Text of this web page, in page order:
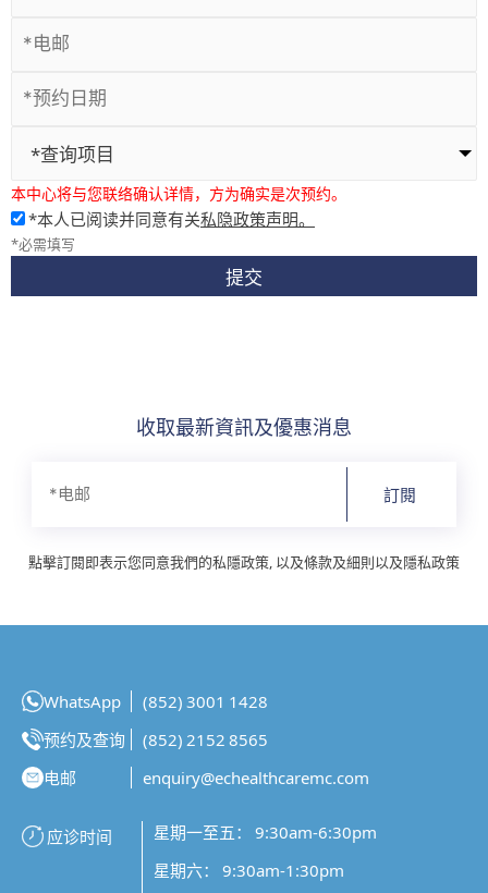
*查询项目
本中心将与您联络确认详情，方为确实是次预约。
*本人已阅读并同意有关私隐政策声明。
*必需填写
提交
收取最新資訊及優惠消息
訂閱
點擊訂閱即表示您同意我們的私隱政策, 以及條款及細則以及隱私政策
WhatsApp
(852) 3001 1428
预约及查询
(852) 2152 8565
电邮
enquiry@echealthcaremc.com
应诊时间
星期一至五： 9:30am-6:30pm
星期六： 9:30am-1:30pm